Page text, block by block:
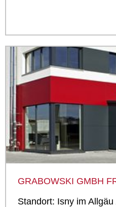
GRABOWSKI GMBH
Standort: Isny im